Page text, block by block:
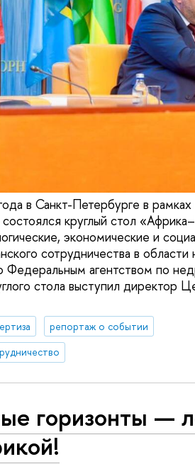
в Санкт-Петербурге в
круглый стол
экономические и
сотрудничества в
Федеральным агентством по
стола выступил
репортаж о событии
горизонты —